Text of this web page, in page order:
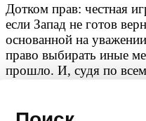
Дотком прав: честная
если Запад не готов
основанной на
право выбирать иные
прошло. И, судя по
Автор: редакция